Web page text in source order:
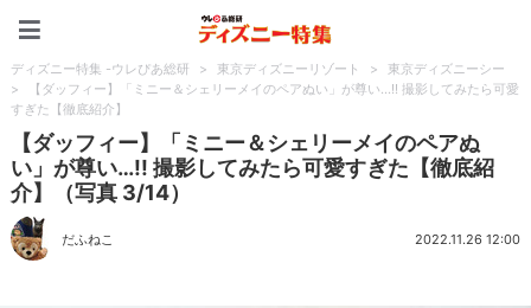
ディズニー特集 -ウレぴあ総研 > 東京ディズニーリゾート >
東京ディズニーシー
>
【ダッフィー】「ミニー＆シェリーメイのペアぬい」が尊い…!! 撮影してみたら可愛
すぎた【徹底紹介】
【ダッフィー】「ミニー＆シェリーメイのペアぬ
い」が尊い…!! 撮影してみたら可愛すぎた【徹底紹
介】（写真 3/14）
だふねこ 2022.11.26 12:00